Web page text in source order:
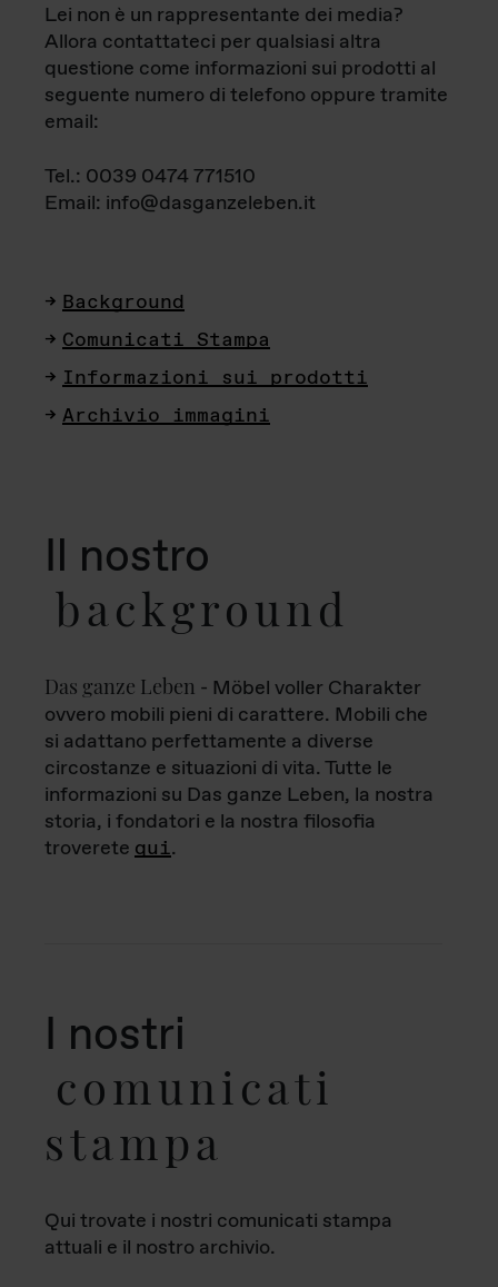
Lei non è un rappresentante dei media?
Allora contattateci per qualsiasi altra
questione come informazioni sui prodotti al
seguente numero di telefono oppure tramite
email:
Tel.: 0039 0474 771510
Email: info@dasganzeleben.it
Background
Comunicati Stampa
Informazioni sui prodotti
Archivio immagini
Il nostro
background
Das ganze Leben - Möbel voller Charakter
ovvero mobili pieni di carattere. Mobili che
si adattano perfettamente a diverse
circostanze e situazioni di vita. Tutte le
informazioni su Das ganze Leben, la nostra
storia, i fondatori e la nostra filosofia
troverete qui.
I nostri
comunicati
stampa
Qui trovate i nostri comunicati stampa
attuali e il nostro archivio.